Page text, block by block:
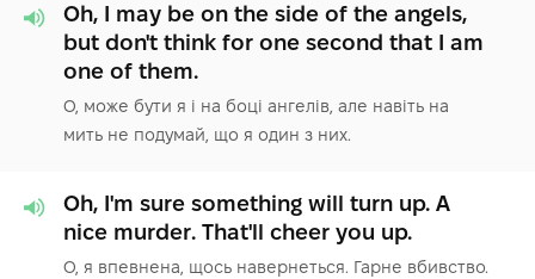
Oh, I may be on the side of the angels,
but don't think for one second that I am
one of them.
О, може бути я і на боці ангелів, але навіть на
мить не подумай, що я один з них.
Oh, I'm sure something will turn up. A
nice murder. That'll cheer you up.
О, я впевнена, щось навернеться. Гарне вбивство.